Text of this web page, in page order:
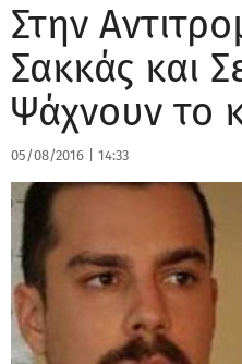
Στην
Σακκάς και
Ψάχνουν το
05/08/2016 14:33